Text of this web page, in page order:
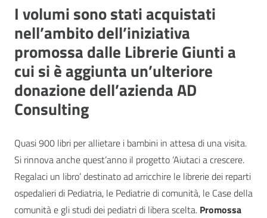
I volumi sono stati acquistati
nell’ambito dell’iniziativa
promossa dalle Librerie Giunti a
cui si è aggiunta un’ulteriore
donazione dell’azienda AD
Consulting
Quasi 900 libri per allietare i bambini in attesa di una visita.
Si rinnova anche quest’anno il progetto ‘Aiutaci a crescere.
Regalaci un libro’ destinato ad arricchire le librerie dei reparti
ospedalieri di Pediatria, le Pediatrie di comunità, le Case della
comunità e gli studi dei pediatri di libera scelta. Promossa